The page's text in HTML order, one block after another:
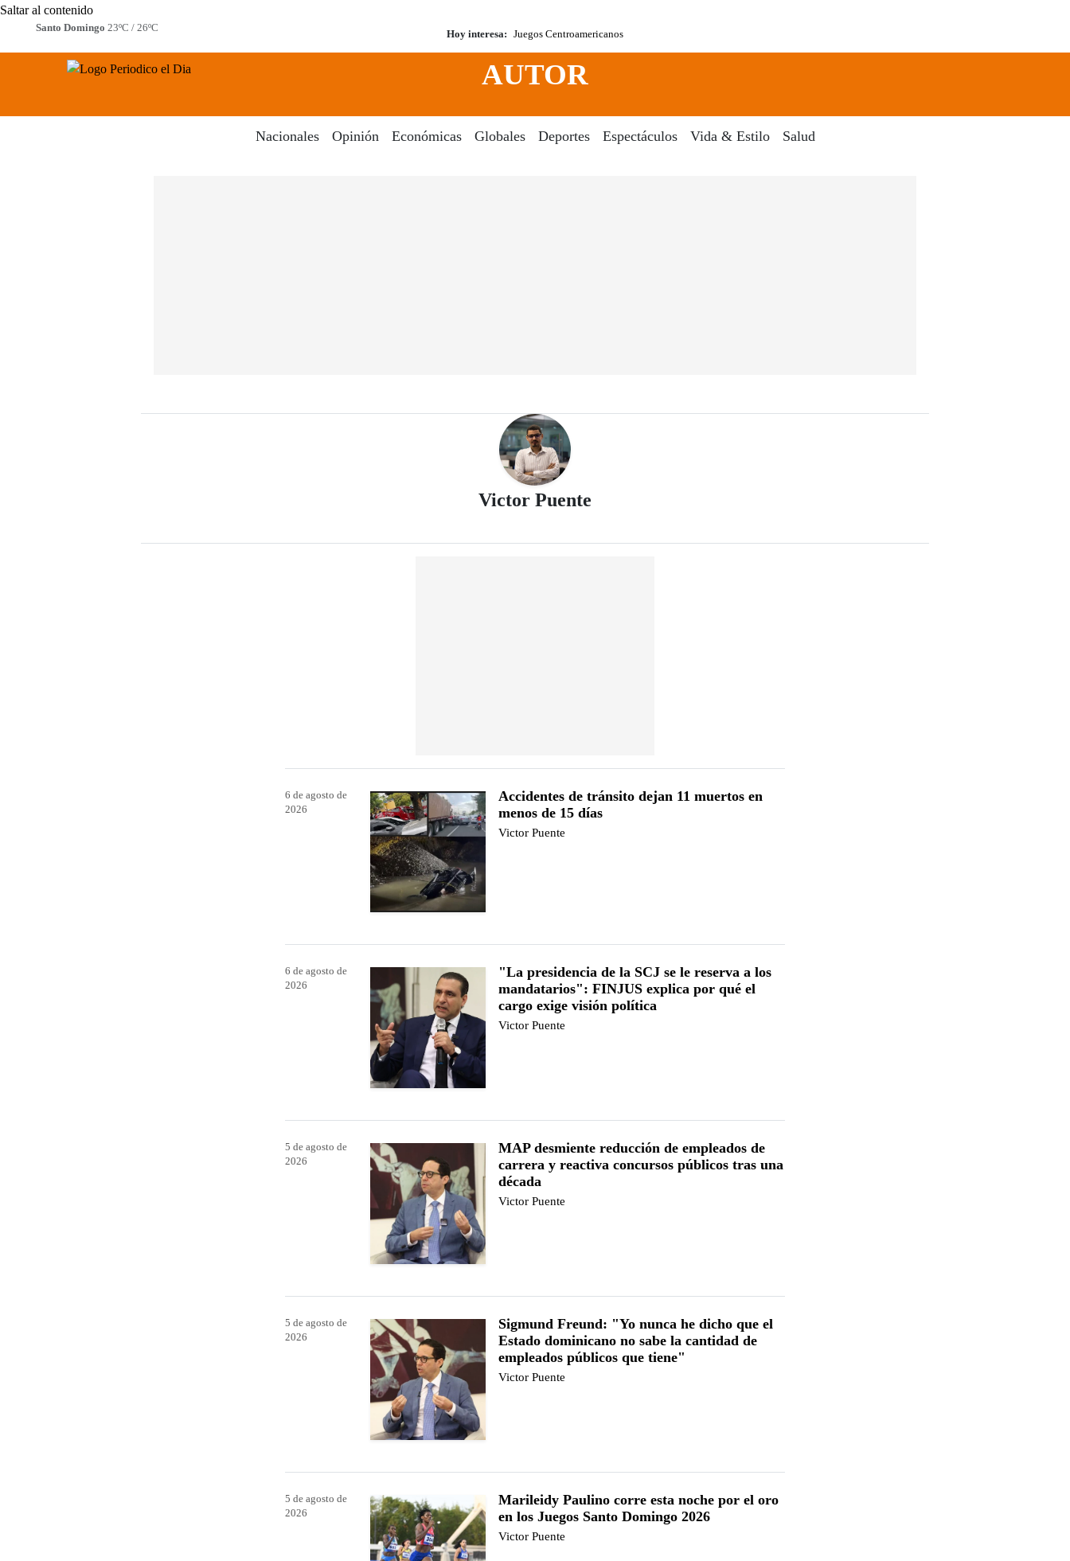
Saltar al contenido
Santo Domingo 23ºC / 26ºC
Hoy interesa: Juegos Centroamericanos
Search
AUTOR
Nacionales Opinión Económicas Globales Deportes Espectáculos Vida & Estilo Salud
Victor Puente
6 de agosto de
2026
Accidentes de tránsito dejan 11 muertos en
menos de 15 días
Victor Puente
6 de agosto de
2026
"La presidencia de la SCJ se le reserva a los
mandatarios": FINJUS explica por qué el
cargo exige visión política
Victor Puente
5 de agosto de
2026
MAP desmiente reducción de empleados de
carrera y reactiva concursos públicos tras una
década
Victor Puente
5 de agosto de
2026
Sigmund Freund: "Yo nunca he dicho que el
Estado dominicano no sabe la cantidad de
empleados públicos que tiene"
Victor Puente
5 de agosto de
2026
Marileidy Paulino corre esta noche por el oro
en los Juegos Santo Domingo 2026
Victor Puente